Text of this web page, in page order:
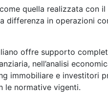
quella realizzata con
differenza in operazioni
offre supporto
nell’analisi
immobiliare e investitori
le normative vigenti.